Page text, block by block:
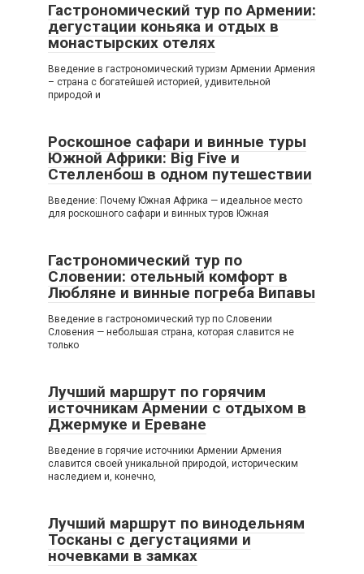
Гастрономический тур по Армении:
дегустации коньяка и отдых в
монастырских отелях
Введение в гастрономический туризм Армении Армения
– страна с богатейшей историей, удивительной
природой и
Роскошное сафари и винные туры
Южной Африки: Big Five и
Стелленбош в одном путешествии
Введение: Почему Южная Африка — идеальное место
для роскошного сафари и винных туров Южная
Гастрономический тур по
Словении: отельный комфорт в
Любляне и винные погреба Випавы
Введение в гастрономический тур по Словении
Словения — небольшая страна, которая славится не
только
Лучший маршрут по горячим
источникам Армении с отдыхом в
Джермуке и Ереване
Введение в горячие источники Армении Армения
славится своей уникальной природой, историческим
наследием и, конечно,
Лучший маршрут по винодельням
Тосканы с дегустациями и
ночевками в замках